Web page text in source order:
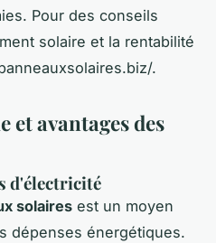
Pour des conseils
solaire et la rentabilité
.
et avantages des
d'électricité
solaires est un moyen
dépenses énergétiques.